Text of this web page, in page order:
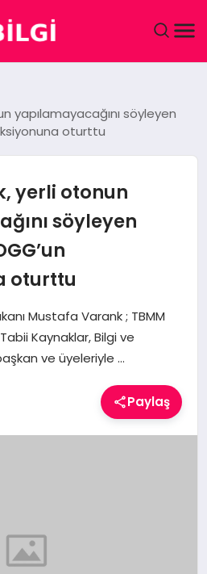
yapılamayacağını söyleyen
oturttu
yerli otonun
söyleyen
oturttu
Mustafa Varank ; TBMM
Kaynaklar, Bilgi ve
ve üyeleriyle …
Paylaş